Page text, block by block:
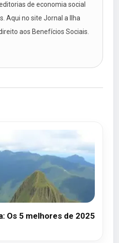
de economia social
Aqui no site Jornal a Ilha
aos Benefícios Sociais.
Os 5 melhores de 2025